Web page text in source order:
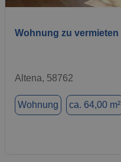
Wohnung zu vermieten
Altena, 58762
Wohnung ca. 64,00 m²